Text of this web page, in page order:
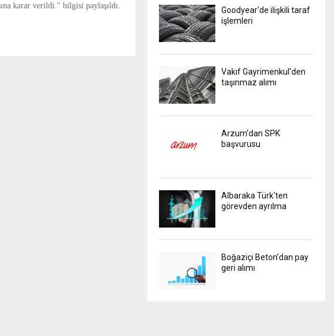
karar verildi.'' bilgisi paylaşıldı.
Goodyear'de ilişkili taraf
işlemleri
Vakıf Gayrimenkul'den
taşınmaz alımı
Arzum'dan SPK
başvurusu
Albaraka Türk'ten
görevden ayrılma
Boğaziçi Beton’dan pay
geri alımı